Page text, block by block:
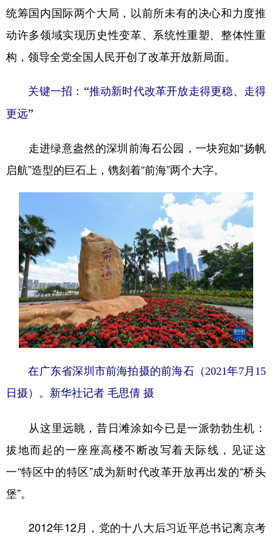
Deutsch Português
统筹国内国际两个大局，以前所未有的决心和力度推
动许多领域实现历史性变革、系统性重塑、整体性重
构，领导全党全国人民开创了改革开放新局面。
关键一招：“推动新时代改革开放走得更稳、走得
更远”
走进绿意盎然的深圳前海石公园，一块宛如“扬帆
启航”造型的巨石上，镌刻着“前海”两个大字。
在广东省深圳市前海拍摄的前海石（2021年7月15
日摄）。新华社记者 毛思倩 摄
从这里远眺，昔日滩涂如今已是一派勃勃生机：
拔地而起的一座座高楼不断改写着天际线，见证这
一“特区中的特区”成为新时代改革开放再出发的“桥头
堡”。
2012年12月，党的十八大后习近平总书记离京考